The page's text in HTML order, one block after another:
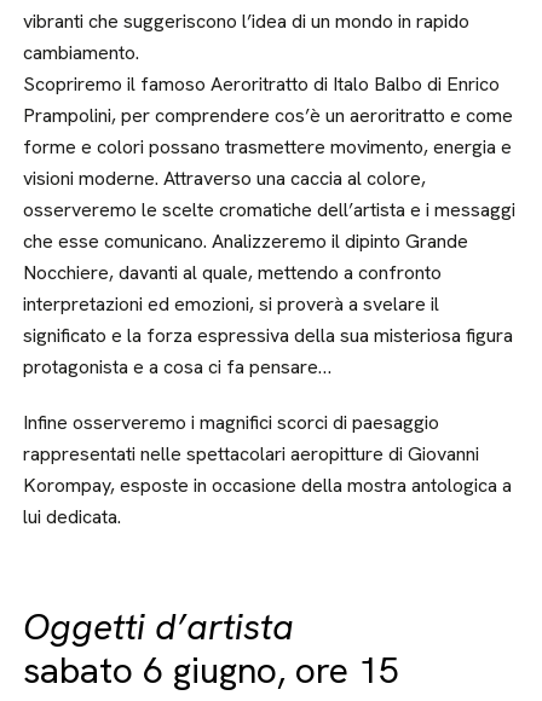
vibranti che suggeriscono l’idea di un mondo in rapido
cambiamento.
Scopriremo il famoso Aeroritratto di Italo Balbo di Enrico
Prampolini, per comprendere cos’è un aeroritratto e come
forme e colori possano trasmettere movimento, energia e
visioni moderne. Attraverso una caccia al colore,
osserveremo le scelte cromatiche dell’artista e i messaggi
che esse comunicano. Analizzeremo il dipinto Grande
Nocchiere, davanti al quale, mettendo a confronto
interpretazioni ed emozioni, si proverà a svelare il
significato e la forza espressiva della sua misteriosa figura
protagonista e a cosa ci fa pensare…
Infine osserveremo i magnifici scorci di paesaggio
rappresentati nelle spettacolari aeropitture di Giovanni
Korompay, esposte in occasione della mostra antologica a
lui dedicata.
Oggetti d’artista
sabato 6 giugno, ore 15